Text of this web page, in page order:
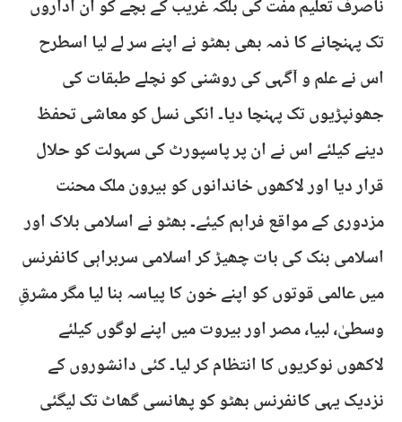
ناصرف تعلیم مفت کی بلکہ غریب کے بچے کو ان اداروں
تک پہنچانے کا ذمہ بھی بھٹو نے اپنے سر لے لیا اسطرح
اس نے علم و آگہی کی روشنی کو نچلے طبقات کی
جھونپڑیوں تک پہنچا دیا۔ انکی نسل کو معاشی تحفظ
دینے کیلئے اس نے ان پر پاسپورٹ کی سہولت کو حلال
قرار دیا اور لاکھوں خاندانوں کو بیرون ملک محنت
مزدوری کے مواقع فراہم کیئے۔ بھٹو نے اسلامی بلاک اور
اسلامی بنک کی بات چھیڑ کر اسلامی سربراہی کانفرنس
میں عالمی قوتوں کو اپنے خون کا پیاسہ بنا لیا مگر مشرقِ
وسطیٰ، لبیا، مصر اور بیروت میں اپنے لوگوں کیلئے
لاکھوں نوکریوں کا انتظام کر لیا۔ کئی دانشوروں کے
نزدیک یہی کانفرنس بھٹو کو پھانسی گھاٹ تک لیگئی